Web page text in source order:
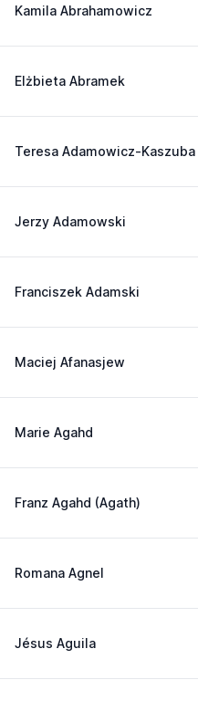
Kamila Abrahamowicz
Elżbieta Abramek
Teresa Adamowicz-Kaszuba
Jerzy Adamowski
Franciszek Adamski
Maciej Afanasjew
Marie Agahd
Franz Agahd (Agath)
Romana Agnel
Jésus Aguila